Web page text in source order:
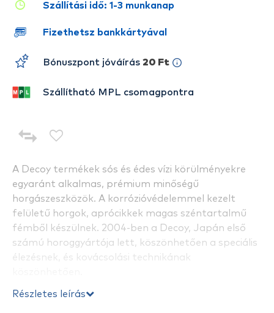
A Decoy termékek sós és édes vízi körülményekre
egyaránt alkalmas, prémium minőségű
horgászeszközök. A korrózióvédelemmel kezelt
felületű horgok, aprócikkek magas széntartalmű
fémből készülnek. 2004-ben a Decoy, Japán első
számú horoggyártója lett, köszönhetően a speciális
élezésnek, és kovácsolási technikának
Részletes leírás
Szállítási idő: 1-3 munkanap
Fizethetsz bankkártyával
Bónuszpont jóváírás 20 Ft
Szállítható MPL csomagpontra